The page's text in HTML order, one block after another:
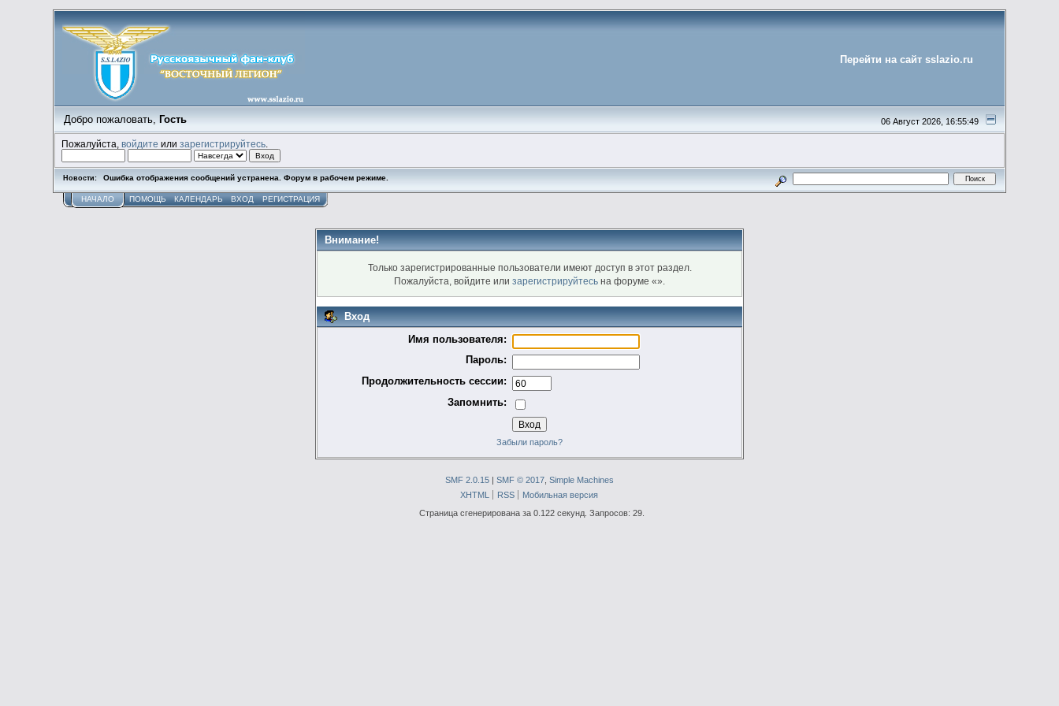
Перейти на сайт sslazio.ru
06 Август 2026, 16:55:49
Добро пожаловать, Гость
Пожалуйста,войдите илизарегистрируйтесь
Новости: Ошибка отображения сообщений устранена. Форум в рабочем режиме.
НАЧАЛО ПОМОЩЬ КАЛЕНДАРЬ ВХОД РЕГИСТРАЦИЯ
Внимание!
Только зарегистрированные пользователи имеют доступ в этот раздел.
Пожалуйста, войдите или зарегистрируйтесь на форуме «».
Вход
Имя пользователя:
Пароль:
Продолжительность сессии:
Запомнить:
Забыли пароль?
SMF 2.0.15 | SMF © 2017 Simple Machines
XHTML
RSS
Мобильная версия
Страница сгенерирована за 0.122 секунд. Запросов: 29.